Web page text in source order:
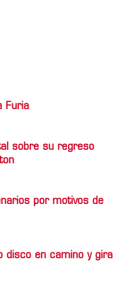
Furia
sobre su regreso
por motivos de
disco en camino y gira